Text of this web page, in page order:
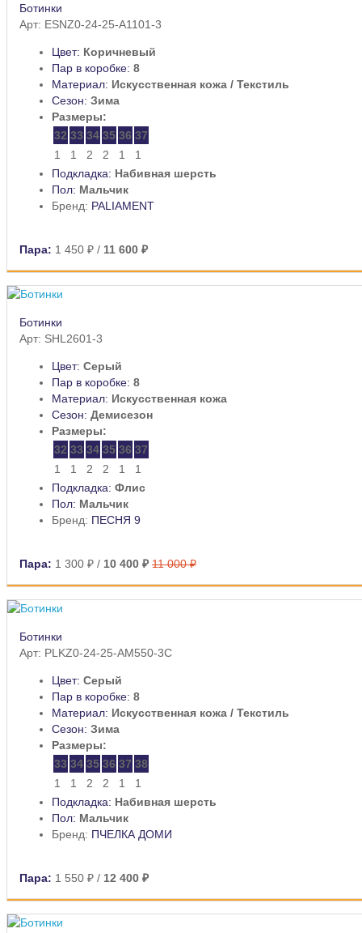
Ботинки
Арт: ESNZ0-24-25-A1101-3
Цвет: Коричневый
Пар в коробке: 8
Материал: Искусственная кожа / Текстиль
Сезон: Зима
Размеры:
32 33 34 35 36 37
1
1 2 2 1
1
Подкладка: Набивная шерсть
Пол: Мальчик
Бренд: PALIAMENT
Пара: 1 450 ₽ / 11 600 ₽
Ботинки
Арт: SHL2601-3
Цвет: Серый
Пар в коробке: 8
Материал: Искусственная кожа
Сезон: Демисезон
Размеры:
32 33 34 35 36 37
1
1 2 2 1
1
Подкладка: Флис
Пол: Мальчик
Бренд: ПЕСНЯ 9
Пара: 1 300 ₽ / 10 400 ₽ 11 000 ₽
Ботинки
Арт: PLKZ0-24-25-AM550-3C
Цвет: Серый
Пар в коробке: 8
Материал: Искусственная кожа / Текстиль
Сезон: Зима
Размеры:
33 34 35 36 37 38
1
1 2 2 1
1
Подкладка: Набивная шерсть
Пол: Мальчик
Бренд: ПЧЕЛКА ДОМИ
Пара: 1 550 ₽ / 12 400 ₽